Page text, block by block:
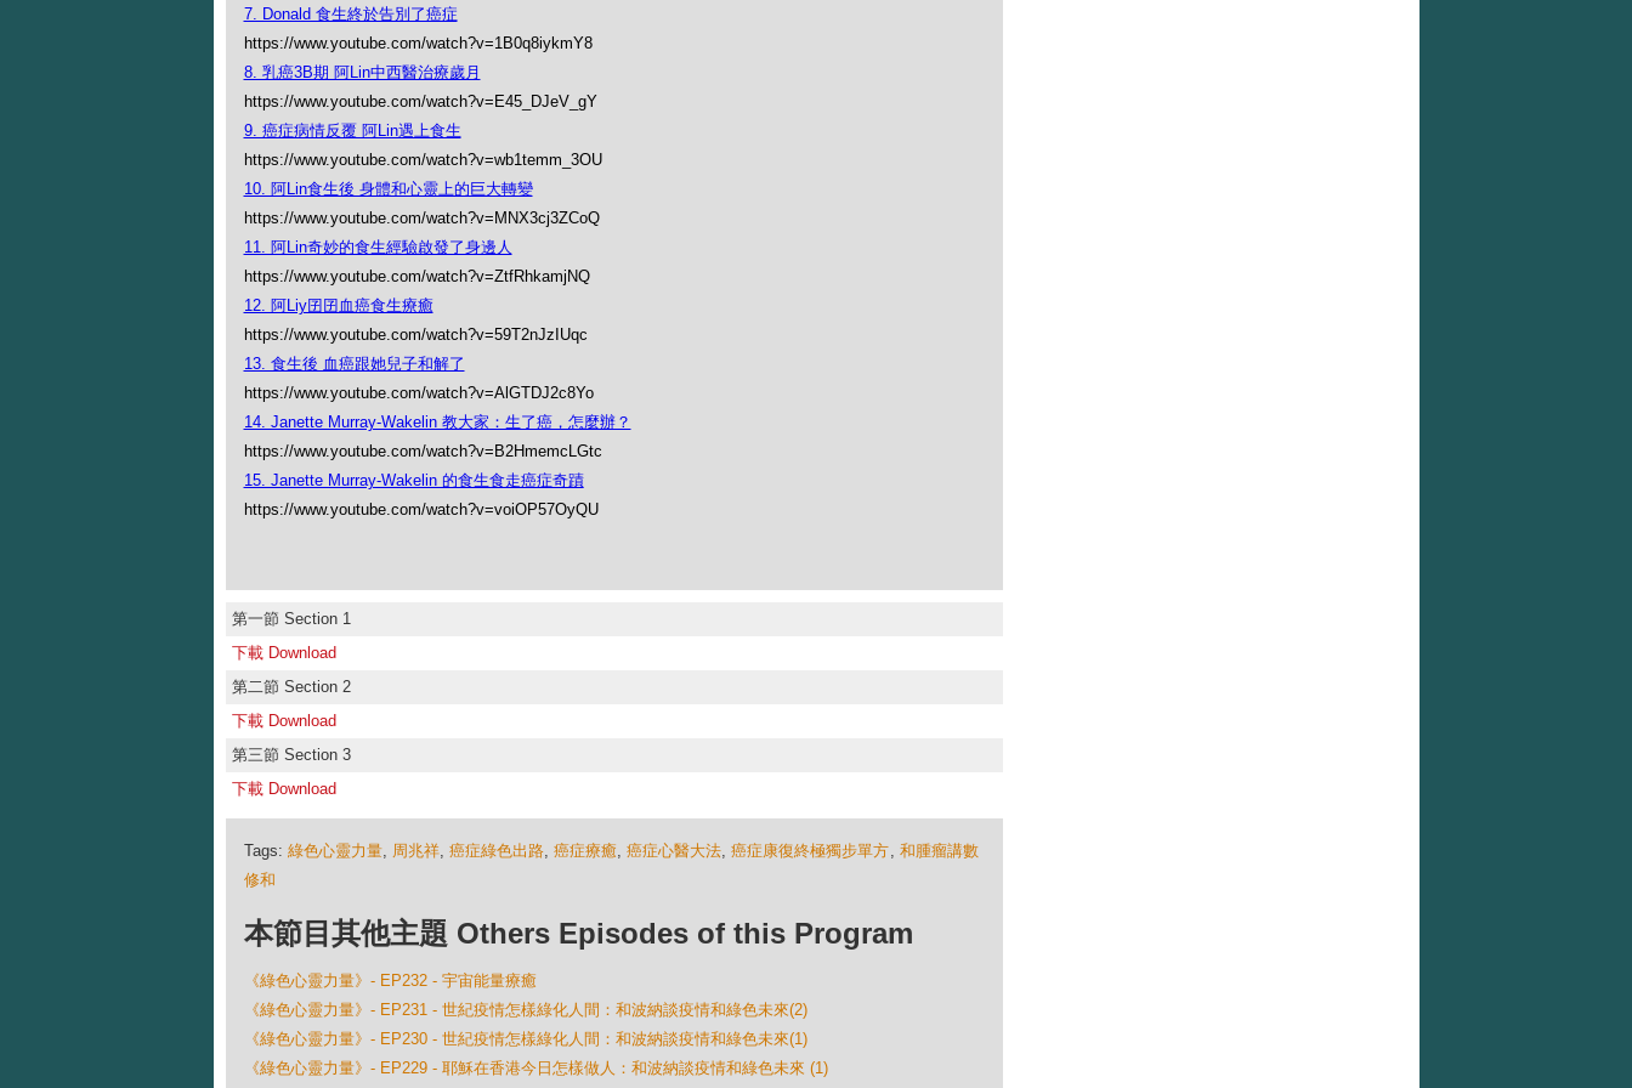
7. Donald 食生終於告別了癌症
https://www.youtube.com/watch?v=1B0q8iykmY8
8. 乳癌3B期 阿Lin中西醫治療歲月
https://www.youtube.com/watch?v=E45_DJeV_gY
9. 癌症病情反覆 阿Lin遇上食生
https://www.youtube.com/watch?v=wb1temm_3OU
10. 阿Lin食生後 身體和心靈上的巨大轉變
https://www.youtube.com/watch?v=MNX3cj3ZCoQ
11. 阿Lin奇妙的食生經驗啟發了身邊人
https://www.youtube.com/watch?v=ZtfRhkamjNQ
12. 阿Liy囝囝血癌食生療癒
https://www.youtube.com/watch?v=59T2nJzIUqc
13. 食生後 血癌跟她兒子和解了
https://www.youtube.com/watch?v=AlGTDJ2c8Yo
14. Janette Murray-Wakelin 教大家：生了癌，怎麼辦？
https://www.youtube.com/watch?v=B2HmemcLGtc
15. Janette Murray-Wakelin 的食生食走癌症奇蹟
https://www.youtube.com/watch?v=voiOP57OyQU
第一節 Section 1
下載 Download
第二節 Section 2
下載 Download
第三節 Section 3
下載 Download
Tags: 綠色心靈力量, 周兆祥, 癌症綠色出路, 癌症療癒,癌症心醫大法,癌症康復終極獨步單方, 和腫瘤講數
修和
本節目其他主題 Others Episodes of this Program
《綠色心靈力量》- EP232 - 宇宙能量療癒
《綠色心靈力量》- EP231 - 世紀疫情怎樣綠化人間：和波納談疫情和綠色未來(2)
《綠色心靈力量》- EP230 - 世紀疫情怎樣綠化人間：和波納談疫情和綠色未來(1)
《綠色心靈力量》- EP229 - 耶穌在香港今日怎樣做人：和波納談疫情和綠色未來 (1)